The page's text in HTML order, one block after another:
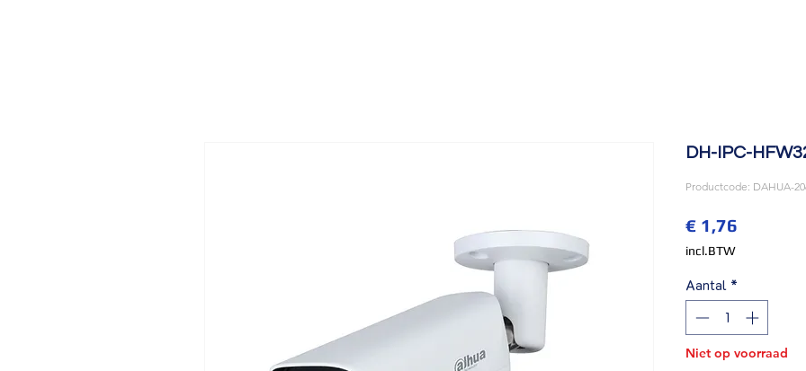
DH-IPC-
Productcode: DAHUA-
€ 1,76
incl.BTW
Aantal *
Niet op voorraad